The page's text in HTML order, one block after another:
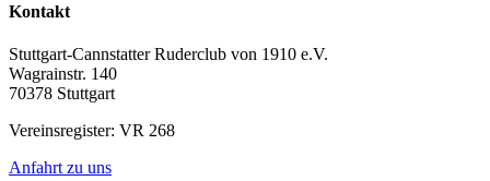
Kontakt
Stuttgart-Cannstatter Ruderclub von 1910 e.V.
Wagrainstr. 140
70378 Stuttgart
Vereinsregister: VR 268
Anfahrt zu uns